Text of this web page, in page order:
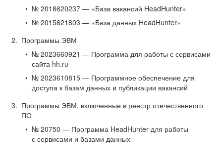
№ 2018620237 — «База вакансий HeadHunter»
№ 2015621803 — «База данных HeadHunter»
Программы ЭВМ
№ 2023660921 — Программа для работы с сервисами
сайта hh.ru
№ 2023610815 — Программное обеспечение для
доступа к базам данных и публикации вакансий
Программы ЭВМ, включенные в реестр отечественного
ПО
№ 20750 — Программа HeadHunter для работы
с сервисами и базами данных